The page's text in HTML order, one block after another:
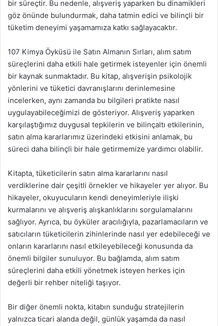
bir süreçtir. Bu nedenle, alışveriş yaparken bu dinamikleri
göz önünde bulundurmak, daha tatmin edici ve bilinçli bir
tüketim deneyimi yaşamamıza katkı sağlayacaktır.
107 Kimya Öyküsü ile Satın Almanın Sırları, alım satım
süreçlerini daha etkili hale getirmek isteyenler için önemli
bir kaynak sunmaktadır. Bu kitap, alışverişin psikolojik
yönlerini ve tüketici davranışlarını derinlemesine
incelerken, aynı zamanda bu bilgileri pratikte nasıl
uygulayabileceğimizi de gösteriyor. Alışveriş yaparken
karşılaştığımız duygusal tepkilerin ve bilinçaltı etkilerinin,
satın alma kararlarımız üzerindeki etkisini anlamak, bu
süreci daha bilinçli bir hale getirmemize yardımcı olabilir.
Kitapta, tüketicilerin satın alma kararlarını nasıl
verdiklerine dair çeşitli örnekler ve hikayeler yer alıyor. Bu
hikayeler, okuyucuların kendi deneyimleriyle ilişki
kurmalarını ve alışveriş alışkanlıklarını sorgulamalarını
sağlıyor. Ayrıca, bu öyküler aracılığıyla, pazarlamacıların ve
satıcıların tüketicilerin zihinlerinde nasıl yer edebileceği ve
onların kararlarını nasıl etkileyebileceği konusunda da
önemli bilgiler sunuluyor. Bu bağlamda, alım satım
süreçlerini daha etkili yönetmek isteyen herkes için
değerli bir rehber niteliği taşıyor.
Bir diğer önemli nokta, kitabın sunduğu stratejilerin
yalnızca ticari alanda değil, günlük yaşamda da nasıl